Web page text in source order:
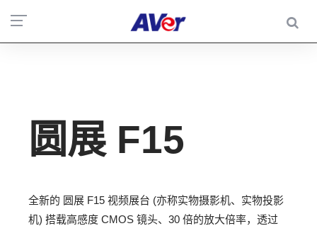
圆展 F15
全新的 圆展 F15 视频展台 (亦称实物摄影机、实物投影
机) 搭载高感度 CMOS 镜头、30 倍的放大倍率，透过